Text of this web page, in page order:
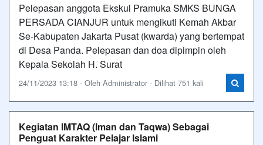
Pelepasan anggota Ekskul Pramuka SMKS BUNGA
PERSADA CIANJUR untuk mengikuti Kemah Akbar
Se-Kabupaten Jakarta Pusat (kwarda) yang bertempat
di Desa Panda. Pelepasan dan doa dipimpin oleh
Kepala Sekolah H. Surat
24/11/2023 13:18 - Oleh Administrator - Dilihat 751 kali
Kegiatan IMTAQ (Iman dan Taqwa) Sebagai
Penguat Karakter Pelajar Islami